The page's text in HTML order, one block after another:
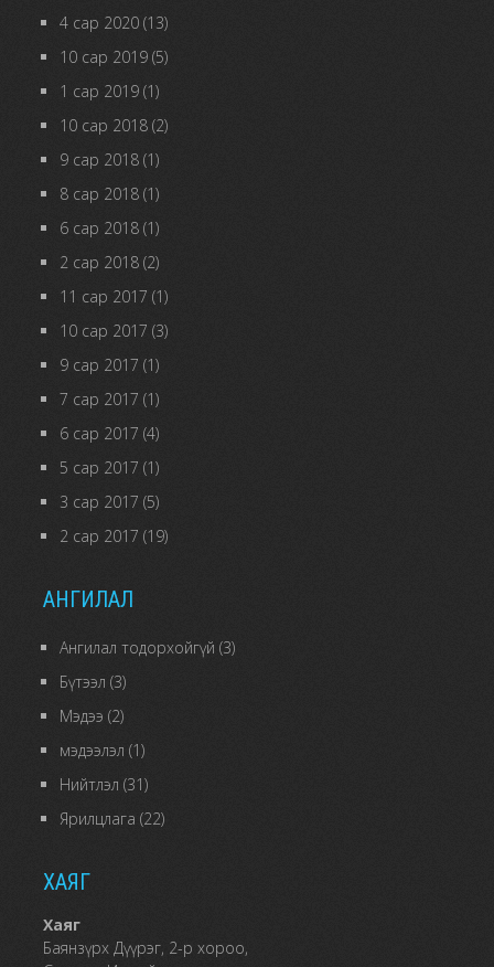
4 сар 2020(13)
10 сар 2019(5)
1 сар 2019(1)
10 сар 2018(2)
9 сар 2018(1)
8 сар 2018(1)
6 сар 2018(1)
2 сар 2018(2)
11 сар 2017 (1)
10 сар 2017 (3)
9 сар 2017 (1)
7 сар 2017 (1)
6 сар 2017 (4)
5 сар 2017 (1)
3 сар 2017 (5)
2 сар 2017 (19)
АНГИЛАЛ
Ангилал тодорхойгүй (3)
Бүтээл (3)
Мэдээ (2)
мэдээлэл (1)
Нийтлэл (31)
Ярилцлага (22)
ХАЯГ
Хаяг
Баянзүрх Дүүрэг, 2-р хороо,